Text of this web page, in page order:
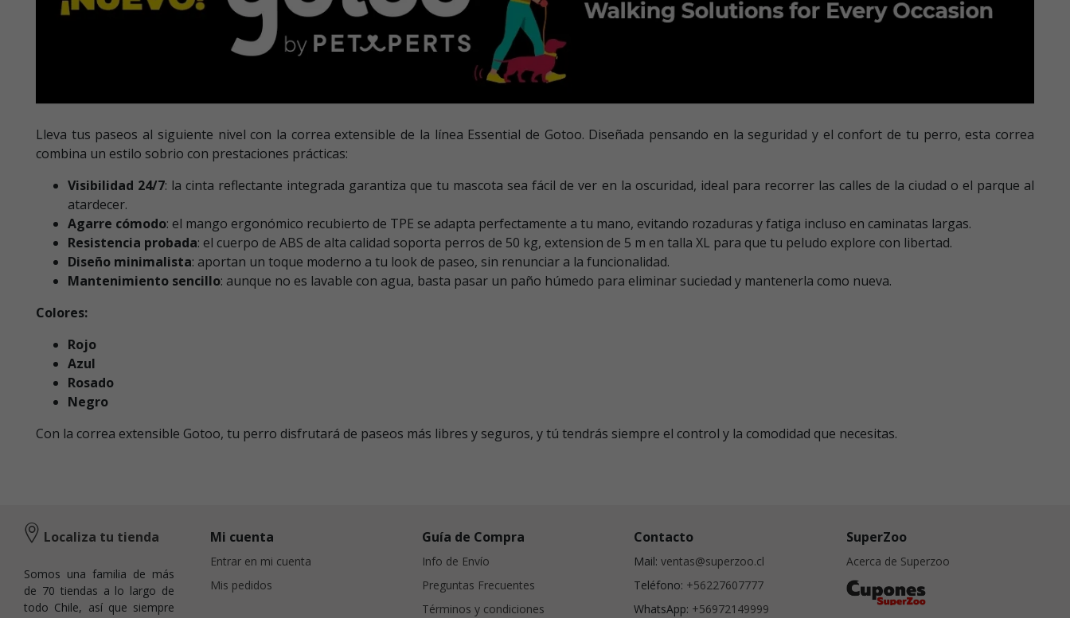
Lleva tus paseos al siguiente nivel con la correa extensible de la línea Essential de Gotoo. Diseñada pensando en la seguridad y el confort de tu perro, esta correa
combina un estilo sobrio con prestaciones prácticas:
Visibilidad 24/7: la cinta reflectante integrada garantiza que tu mascota sea fácil de ver en la oscuridad, ideal para recorrer las calles de la ciudad o el parque al
atardecer.
Agarre cómodo: el mango ergonómico recubierto de TPE se adapta perfectamente a tu mano, evitando rozaduras y fatiga incluso en caminatas largas.
Resistencia probada: el cuerpo de ABS de alta calidad soporta perros de 50 kg, extension de 5 m en talla XL para que tu peludo explore con libertad.
Diseño minimalista: aportan un toque moderno a tu look de paseo, sin renunciar a la funcionalidad.
Mantenimiento sencillo: aunque no es lavable con agua, basta pasar un paño húmedo para eliminar suciedad y mantenerla como nueva.
Colores:
Rojo
Azul
Rosado
Negro
Con la correa extensible Gotoo, tu perro disfrutará de paseos más libres y seguros, y tú tendrás siempre el control y la comodidad que necesitas.
Localiza tu tienda
Somos una familia de más
de 70 tiendas a lo largo de
todo Chile, así que siempre
Mi cuenta
Entrar en mi cuenta
Mis pedidos
Guía de Compra
Info de Envío
Preguntas Frecuentes
Términos y condiciones
Contacto
Mail: ventas@superzoo.cl
Teléfono: +56227607777
WhatsApp: +56972149999
SuperZoo
Acerca de Superzoo